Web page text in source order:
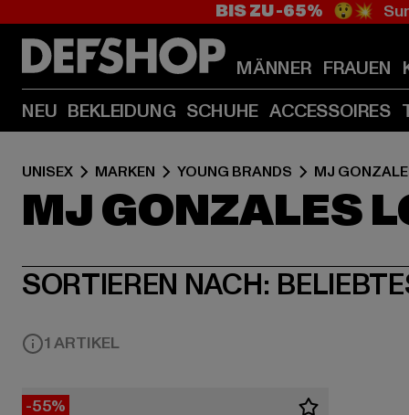
BIS ZU -65% 😲💥
MÄNNER FRAUEN
NEU BEKLEIDUNG SCHUHE ACCESSOIRES
UNISEX MARKEN YOUNG BRANDS MJ
MJ GONZALES
SORTIEREN NACH:
1 ARTIKEL
-55%